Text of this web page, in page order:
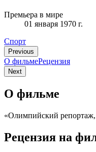
Премьера в мире
01 января 1970 г.
Спорт
Previous
О фильмеРецензия
Next
О фильме
«Олимпийский
Рецензия на